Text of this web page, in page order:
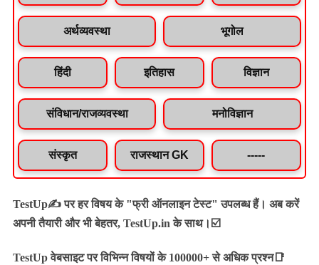
अर्थव्यवस्था भूगोल
हिंदी इतिहास विज्ञान
संविधान/राजव्यवस्था मनोविज्ञान
संस्कृत राजस्थान GK -----
TestUp✍️ पर हर विषय के "फ्री ऑनलाइन टेस्ट" उपलब्ध हैं। अब करें
अपनी तैयारी और भी बेहतर, TestUp.in के साथ।☑️
TestUp वेबसाइट पर विभिन्न विषयों के 100000+ से अधिक प्रश्न📑